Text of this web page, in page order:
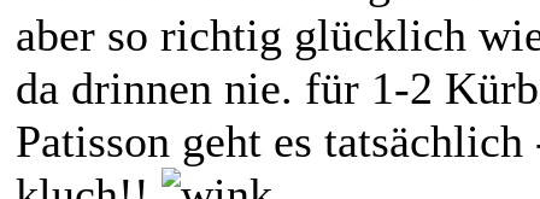
aber so richtig glücklich
da drinnen nie. für 1-2
Patisson geht es